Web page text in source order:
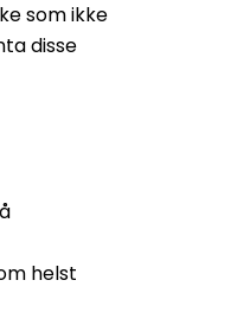
som ikke
disse
helst